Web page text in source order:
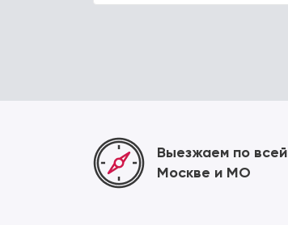
Выезжаем по всей
Москве и МО